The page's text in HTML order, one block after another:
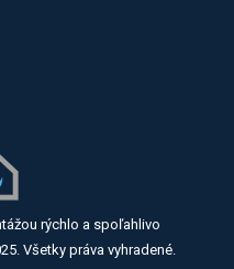
rýchlo a spoľahlivo
Všetky práva vyhradené.